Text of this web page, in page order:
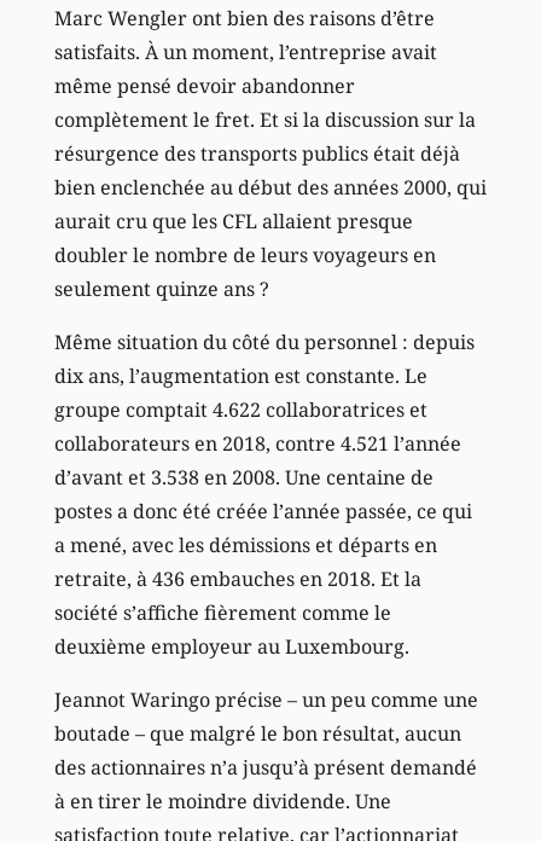
Marc Wengler ont bien des raisons d’être
satisfaits. À un moment, l’entreprise avait
même pensé devoir abandonner
complètement le fret. Et si la discussion sur la
résurgence des transports publics était déjà
bien enclenchée au début des années 2000, qui
aurait cru que les CFL allaient presque
doubler le nombre de leurs voyageurs en
seulement quinze ans ?
Même situation du côté du personnel : depuis
dix ans, l’augmentation est constante. Le
groupe comptait 4.622 collaboratrices et
collaborateurs en 2018, contre 4.521 l’année
d’avant et 3.538 en 2008. Une centaine de
postes a donc été créée l’année passée, ce qui
a mené, avec les démissions et départs en
retraite, à 436 embauches en 2018. Et la
société s’affiche fièrement comme le
deuxième employeur au Luxembourg.
Jeannot Waringo précise – un peu comme une
boutade – que malgré le bon résultat, aucun
des actionnaires n’a jusqu’à présent demandé
à en tirer le moindre dividende. Une
satisfaction toute relative, car l’actionnariat